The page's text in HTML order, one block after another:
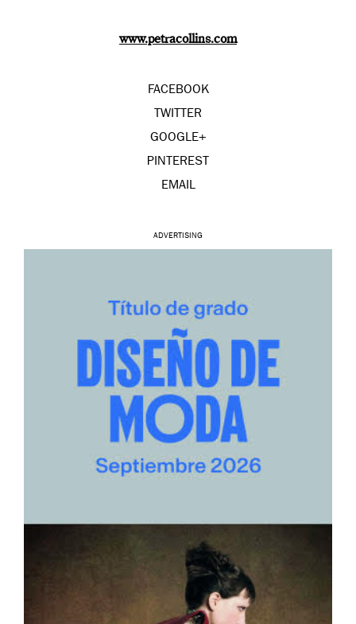
www.petracollins.com
FACEBOOK
TWITTER
GOOGLE+
PINTEREST
EMAIL
ADVERTISING